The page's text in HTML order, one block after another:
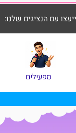
עם הנציגים שלנו:
מפעילים